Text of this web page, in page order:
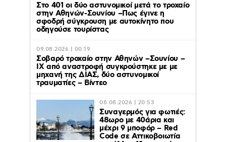
Στο 401 οι δύο αστυνομικοί μετά το τροχαίο
στην Αθηνών-Σουνίου –Πως έγινε η
σφοδρή σύγκρουση με αυτοκίνητο που
οδηγούσε τουρίστας
09.08.2026 | 00:19
Σοβαρό τροχαίο στην Αθηνών –Σουνίου –
ΙΧ από αναστροφή συγκρούστηκε με με
μηχανή της ΔΙΑΣ, δύο αστυνομικοί
τραυματίες – Βίντεο
08.08.2026 | 20:53
Συναγερμός για φωτιές:
48ωρο με 40άρια και
μέχρι 9 μποφόρ – Red
Code σε Αττικοβοιωτία